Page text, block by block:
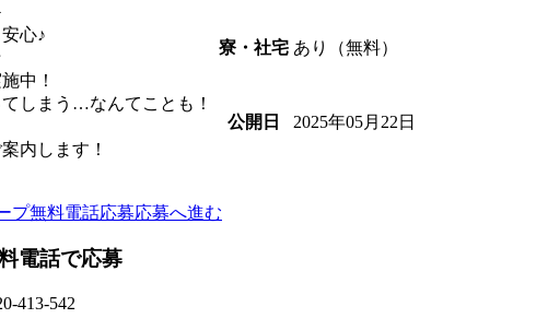
心♪
中！
しまう…なんてことも！
内します！
寮・社宅 あり（無料）
公開日 2025年05月22日
プ無料電話応募応募へ進む
電話で応募
413-542